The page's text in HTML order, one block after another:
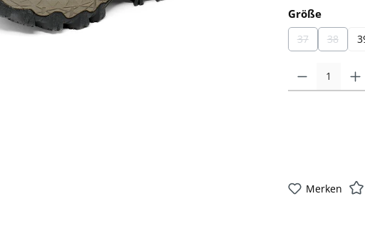
Größe
37
(Diese Option
38
(Diese
Produkt
Merken